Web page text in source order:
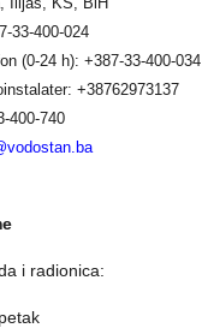
33-400-024
(0-24 h): +387-33-400-034
+38762973137
400-740
i radionica: